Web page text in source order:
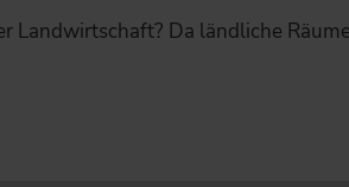
Landwirtschaft? Da ländliche